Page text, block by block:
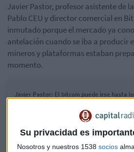
Su privacidad es
Nosotros y nuestros 1538 socios
Javier Pastor, profesor asistente de
Pablo CEU y director comercial en
inmutado porque el mercado ya
antelación cuando se iba a producir
mineros y plataformas estaban
momento.
Javier Pastor: El bitcoin puede irse hasta
como moneda segura y cree que introduce
competencia en el mercado de dinero